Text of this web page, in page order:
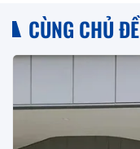
CÙNG CHỦ ĐỀ